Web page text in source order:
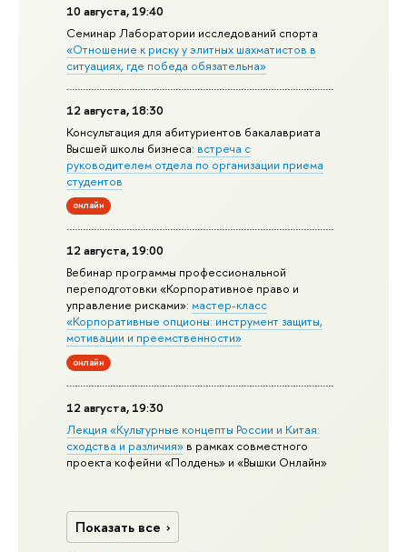
10 августа, 19:40
Семинар Лаборатории исследований спорта
«Отношение к риску у элитных шахматистов в
ситуациях, где победа обязательна»
12 августа, 18:30
Консультация для абитуриентов бакалавриата
Высшей школы бизнеса: встреча с
руководителем отдела по организации приема
студентов
онлайн
12 августа, 19:00
Вебинар программы профессиональной
переподготовки «Корпоративное право и
управление рисками»:мастер-класс
«Корпоративные опционы: инструмент защиты,
мотивации и преемственности»
онлайн
12 августа, 19:30
Лекция «Культурные концепты России и Китая:
сходства и различия» в рамках совместного
проекта кофейни «Полдень» и «Вышки Онлайн»
Показать все